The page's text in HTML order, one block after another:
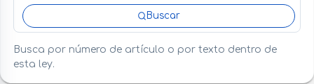
Buscar
Busca por número de artículo o por texto dentro de
esta ley.